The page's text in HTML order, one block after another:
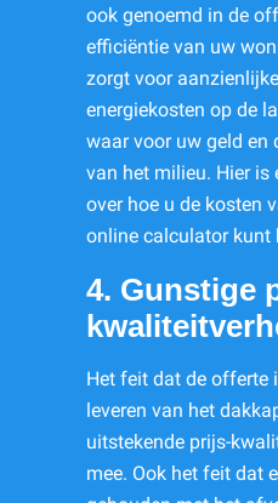
ook genoemd in de
efficiëntie van uw
zorgt voor
energiekosten op de
waar voor uw geld en
van het milieu. Hier is
over hoe u de kosten
online calculator kunt
4. Gunstige
Het feit dat de offerte
leveren van het
uitstekende prijs-
mee. Ook het feit dat